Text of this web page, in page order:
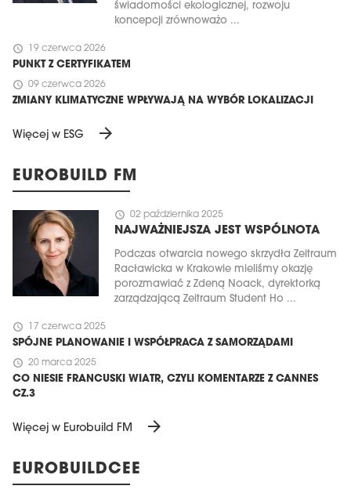
świadomości ekologicznej, rozwoju
koncepcji zrównoważo ...
schedule 19 czerwca 2026
PUNKT Z CERTYFIKATEM
schedule 09 czerwca 2026
ZMIANY KLIMATYCZNE WPŁYWAJĄ NA WYBÓR LOKALIZACJI
Więcej w ESG arrow_forward
EUROBUILD FM
schedule 02 października 2025
NAJWAŻNIEJSZA JEST WSPÓLNOTA
Podczas otwarcia nowego skrzydła Zeitraum
Racławicka w Krakowie mieliśmy okazję
porozmawiać z Zdeną Noack, dyrektorką
zarządzającą Zeitraum Student Ho ...
schedule 17 czerwca 2025
SPÓJNE PLANOWANIE I WSPÓŁPRACA Z SAMORZĄDAMI
schedule 20 marca 2025
CO NIESIE FRANCUSKI WIATR, CZYLI KOMENTARZE Z CANNES
CZ.3
Więcej w Eurobuild FM arrow_forward
EUROBUILDCEE